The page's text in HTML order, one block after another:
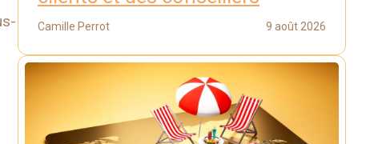
Camille Perrot 9 août 2026